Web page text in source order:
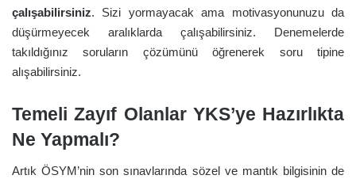
çalışabilirsiniz. Sizi yormayacak ama motivasyonunuzu da
düşürmeyecek aralıklarda çalışabilirsiniz. Denemelerde
takıldığınız soruların çözümünü öğrenerek soru tipine
alışabilirsiniz.
Temeli Zayıf Olanlar YKS’ye Hazırlıkta
Ne Yapmalı?
Artık ÖSYM’nin son sınavlarında sözel ve mantık bilgisinin de